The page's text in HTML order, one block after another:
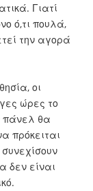
Γιατί
ό,τι πουλά,
την αγορά
οι
ώρες το
πάνελ θα
πρόκειται
δεν είναι